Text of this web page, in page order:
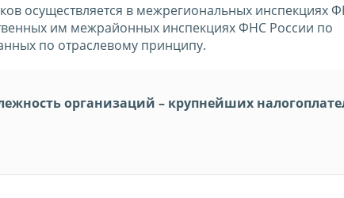
осуществляется в межрегиональных инспекциях
им межрайонных инспекциях ФНС России по
по отраслевому принципу.
организаций – крупнейших